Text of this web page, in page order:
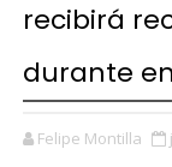
recibirá
durante
Felipe Montilla